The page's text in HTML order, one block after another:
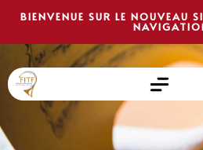
BIENVENUE SUR LE NOUVEAU